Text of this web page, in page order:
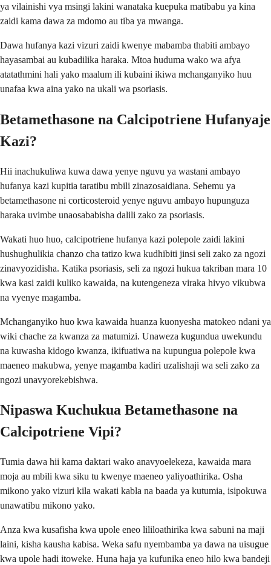
ya vilainishi vya msingi lakini wanataka kuepuka matibabu ya kina
zaidi kama dawa za mdomo au tiba ya mwanga.
Dawa hufanya kazi vizuri zaidi kwenye mabamba thabiti ambayo
hayasambai au kubadilika haraka. Mtoa huduma wako wa afya
atatathmini hali yako maalum ili kubaini ikiwa mchanganyiko huu
unafaa kwa aina yako na ukali wa psoriasis.
Betamethasone na Calcipotriene Hufanyaje
Kazi?
Hii inachukuliwa kuwa dawa yenye nguvu ya wastani ambayo
hufanya kazi kupitia taratibu mbili zinazosaidiana. Sehemu ya
betamethasone ni corticosteroid yenye nguvu ambayo hupunguza
haraka uvimbe unaosababisha dalili zako za psoriasis.
Wakati huo huo, calcipotriene hufanya kazi polepole zaidi lakini
hushughulikia chanzo cha tatizo kwa kudhibiti jinsi seli zako za ngozi
zinavyozidisha. Katika psoriasis, seli za ngozi hukua takriban mara 10
kwa kasi zaidi kuliko kawaida, na kutengeneza viraka hivyo vikubwa
na vyenye magamba.
Mchanganyiko huo kwa kawaida huanza kuonyesha matokeo ndani ya
wiki chache za kwanza za matumizi. Unaweza kugundua uwekundu
na kuwasha kidogo kwanza, ikifuatiwa na kupungua polepole kwa
maeneo makubwa, yenye magamba kadiri uzalishaji wa seli zako za
ngozi unavyorekebishwa.
Nipaswa Kuchukua Betamethasone na
Calcipotriene Vipi?
Tumia dawa hii kama daktari wako anavyoelekeza, kawaida mara
moja au mbili kwa siku tu kwenye maeneo yaliyoathirika. Osha
mikono yako vizuri kila wakati kabla na baada ya kutumia, isipokuwa
unawatibu mikono yako.
Anza kwa kusafisha kwa upole eneo lililoathirika kwa sabuni na maji
laini, kisha kausha kabisa. Weka safu nyembamba ya dawa na uisugue
kwa upole hadi itoweke. Huna haja ya kufunika eneo hilo kwa bandeji